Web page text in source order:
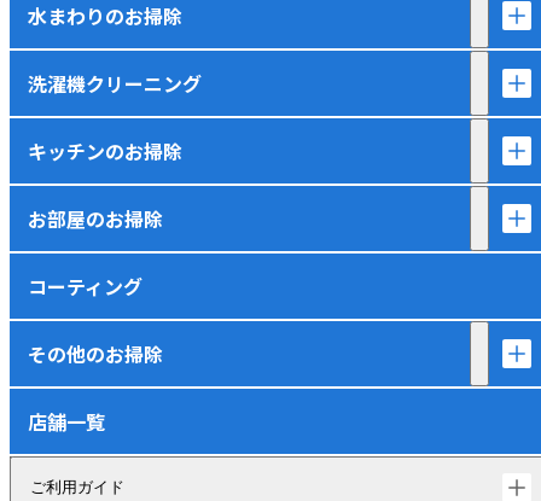
水まわりのお掃除
洗濯機クリーニング
キッチンのお掃除
お部屋のお掃除
コーティング
その他のお掃除
店舗一覧
ご利用ガイド